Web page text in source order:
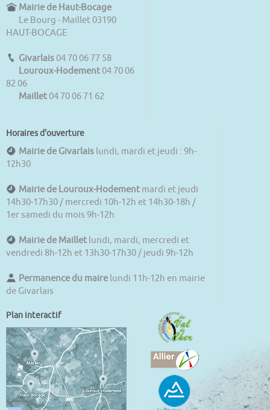
Mairie de Haut-Bocage
Le Bourg - Maillet 03190
HAUT-BOCAGE
Givarlais 04 70 06 77 58
Louroux-Hodement 04 70 06
82 06
Maillet 04 70 06 71 62
Horaires d'ouverture
Mairie de Givarlais lundi, mardi et jeudi : 9h-
12h30
Mairie de Louroux-Hodement mardi et jeudi
14h30-17h30 / mercredi 10h-12h et 14h30-18h /
1er samedi du mois 9h-12h
Mairie de Maillet lundi, mardi, mercredi et
vendredi 8h-12h et 13h30-17h30 / jeudi 9h-12h
Permanence du maire lundi 11h-12h en mairie
de Givarlais
Plan interactif